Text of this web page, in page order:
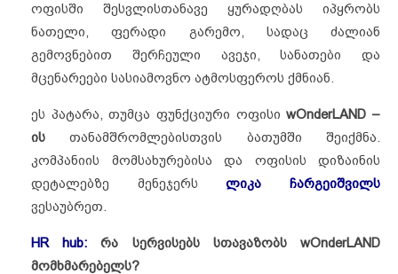
ოფისში შესვლისთანავე ყურადღბას იპყრობს
ნათელი, ფერადი გარემო, სადაც ძალიან
გემოვნებით შერჩეული ავეჯი, სანათები და
მცენარეები სასიამოვნო ატმოსფეროს ქმნიან.
ეს პატარა, თუმცა ფუნქციური ოფისიwOnderLAND –
ისთანამშრომლებისთვის ბათუმში შეიქმნა.
კომპანიის მომსახურებისა და ოფისის დიზაინის
დეტალებზე მენეჯერს ლიკა ჩარგეიშვილს
ვესაუბრეთ.
HR hub: რა სერვისებს სთავაზობს wOnderLAND
მომხმარებელს?